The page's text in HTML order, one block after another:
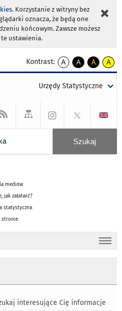
. Korzystanie z witryny bez
oznacza, że będą one
końcowym. Zawsze możesz
ustawienia.
Kontrast:
A
kontrast
A
kontrast
tekst
czarnym
A
kontrast
tekst
czarnym
A
tekst
żółtym
Urzędy Statystyczne
mediów
jak załatwić?
statystyczna
stronie
interesujące Cię informacje